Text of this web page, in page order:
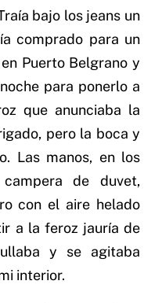
bajo los jeans un
comprado para un
Puerto Belgrano y
para ponerlo a
que anunciaba la
pero la boca y
Las manos, en los
de duvet,
con el aire helado
a la feroz jauría de
y se agitaba
interior.